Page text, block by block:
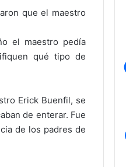
que el maestro
el maestro pedía
qué tipo de
Erick Buenfil, se
de enterar. Fue
de los padres de